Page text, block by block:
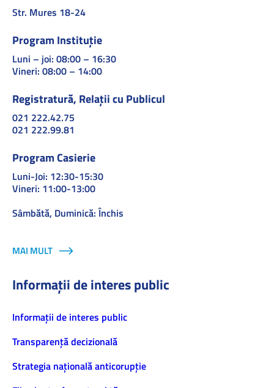
Str. Mures 18-24
Program Instituție
Luni – joi: 08:00 – 16:30
Vineri: 08:00 – 14:00
Registratură, Relații cu Publicul
021 222.42.75
021 222.99.81
Program Casierie
Luni-Joi: 12:30-15:30
Vineri: 11:00-13:00
Sâmbătă, Duminică: Închis
MAI MULT
Informații de interes public
Informaţii de interes public
Transparență decizională
Strategia națională anticorupție